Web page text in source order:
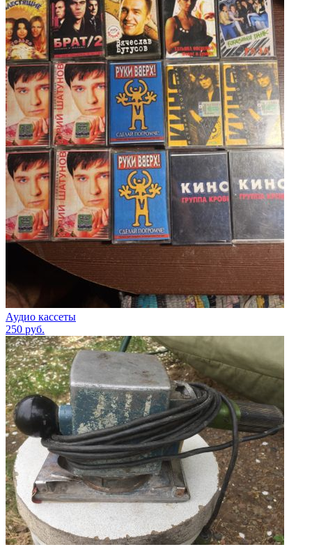
Аудио кассеты
250 руб.